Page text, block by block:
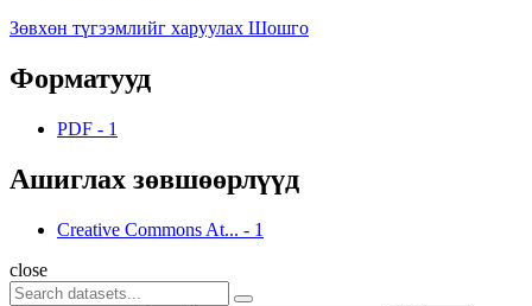
Зөвхөн түгээмлийг харуулах Шошго
Форматууд
PDF - 1
Ашиглах зөвшөөрлүүд
Creative Commons At... - 1
close